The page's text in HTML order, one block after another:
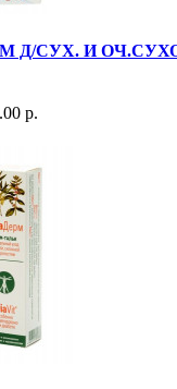
Д/СУХ. И
р.